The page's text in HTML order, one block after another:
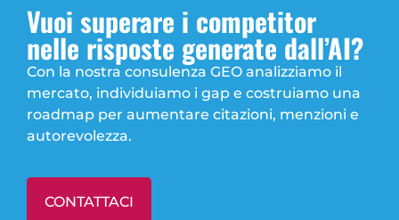
Vuoi superare i competitor
nelle risposte generate dall’AI?
Con la nostra consulenza GEO analizziamo il
mercato, individuiamo i gap e costruiamo una
roadmap per aumentare citazioni, menzioni e
autorevolezza.
CONTATTACI